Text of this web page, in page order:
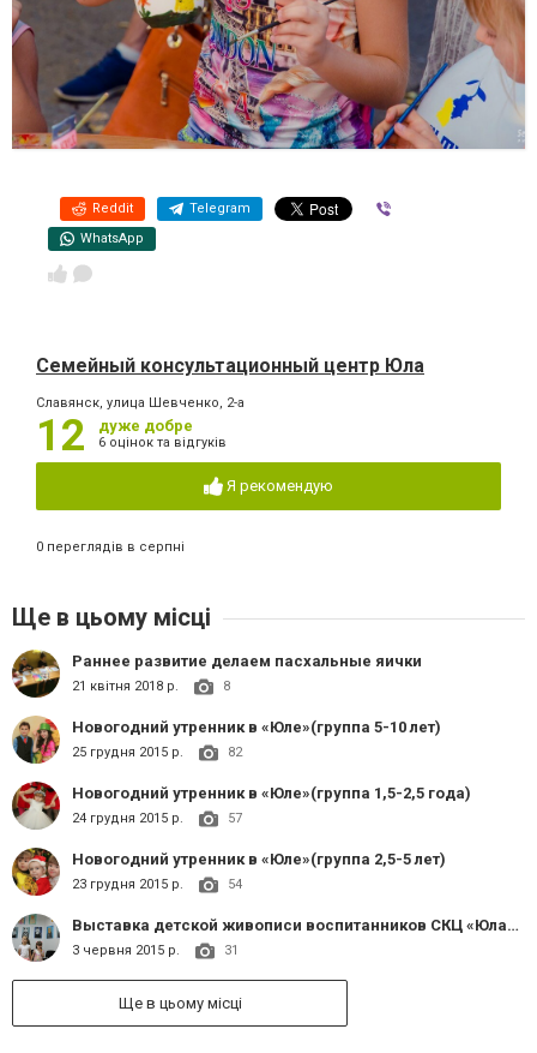
Reddit Telegram
WhatsApp
Семейный консультационный центр Юла
Славянск, улица Шевченко, 2-а
12 дуже добре
6 оцінок та відгуків
Я рекомендую
0 переглядів в серпні
Ще в цьому місці
Раннее развитие делаем пасхальные яички
21 квітня 2018 р. 8
Новогодний утренник в «Юле»(группа 5-10 лет)
25 грудня 2015 р. 82
Новогодний утренник в «Юле»(группа 1,5-2,5 года)
24 грудня 2015 р. 57
Новогодний утренник в «Юле»(группа 2,5-5 лет)
23 грудня 2015 р. 54
Выставка детской живописи воспитанников СКЦ «Юла»+бесплатный мастер класс
3 червня 2015 р. 31
Ще в цьому місці